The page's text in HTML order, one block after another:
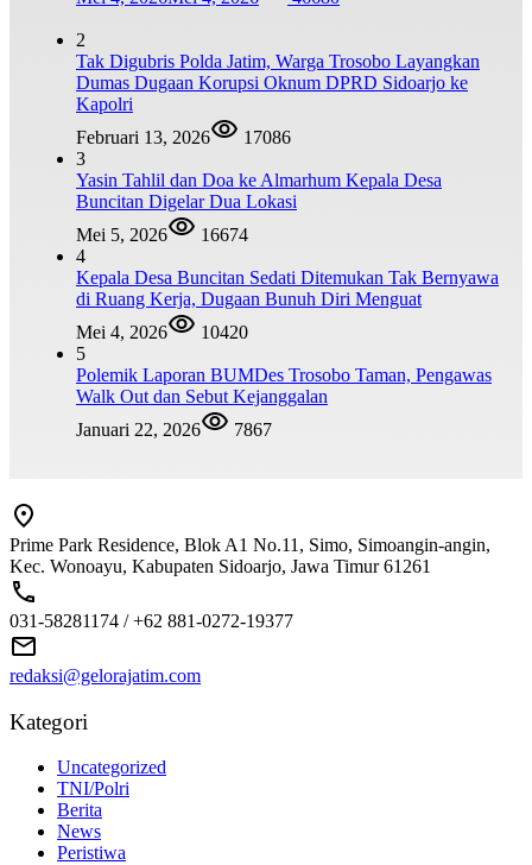
2
Tak Digubris Polda Jatim, Warga Trosobo Layangkan
Dumas Dugaan Korupsi Oknum DPRD Sidoarjo ke
Kapolri
Februari 13, 2026
17086
3
Yasin Tahlil dan Doa ke Almarhum Kepala Desa
Buncitan Digelar Dua Lokasi
Mei 5, 2026
16674
4
Kepala Desa Buncitan Sedati Ditemukan Tak Bernyawa
di Ruang Kerja, Dugaan Bunuh Diri Menguat
Mei 4, 2026
10420
5
Polemik Laporan BUMDes Trosobo Taman, Pengawas
Walk Out dan Sebut Kejanggalan
Januari 22, 2026
7867
Prime Park Residence, Blok A1 No.11, Simo, Simoangin-angin,
Kec. Wonoayu, Kabupaten Sidoarjo, Jawa Timur 61261
031-58281174 / +62 881-0272-19377
redaksi@gelorajatim.com
Kategori
Uncategorized
TNI/Polri
Berita
News
Peristiwa